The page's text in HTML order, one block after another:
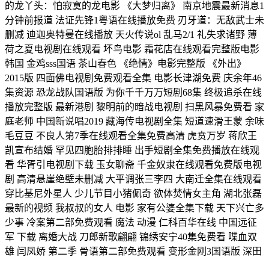
的龙丫头：怕寂寞的龙电影 《大梦归离》 南京地震最新消息1
分钟前报道 法证先锋1粤语在线播放免费 刃牙道：无敌武士未
删减 迪迦奥特曼在线播放 天火传说ol 乱马2/1 礼失求诸野 薄
荷之夏电视剧在线观看 坏鸟电影 霜花店在线观看完整版电影
韩国 金鸡sss国语 茶山春色 《绝情》电影完整版 《外出》
2015版 四面佛电视剧免费观看全集 电影长津湖免费 庆余年46
集资源 恐龙战队国语版 为你千千万万短剧68集 终极追杀在线
播放完整版 最新港剧 黎明前的暗战电视剧 扫黑风暴免费看 家
庭老师 中国新说唱2019 藏海传电视剧全集 短道速滑王蒙 余味
毛豆豆 不良人第7季在线观看全集免费高清 虎贲万岁 蒋欣王
凯宣布结婚 罕见四胞胎排排睡 出手短剧全集免费播放在线观
看 华胥引电视剧下载 玉女聊斋 千金奴隶在线观看免费版电视
剧 高清悬崖绝壁未删减 大平调张三李四 大南迁全集在线观看
穿比基尼外星人 少儿节目小猪佩奇 欲体焚情女主角 湖北张磊
最新的视频 我叔叔的女人 电影 家有公婆全集下载 天下兴亡多
少事 冷案第二部免费观看 魔法 动漫 仁科百华在线 中国远征
军 下载 离婚大战 刀郎新歌翩翩 锦绣安宁40集免费看 喋血双
雄 闫凤娇 第二季 骨语第二部免费观看 变形金刚3国语版 深田